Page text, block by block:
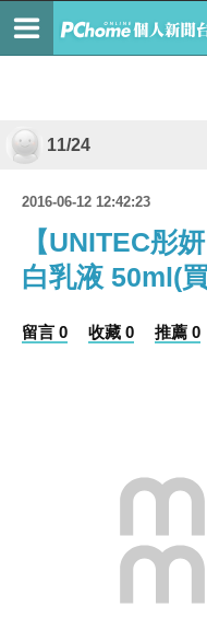
11/24
2016-06-12 12:42:23
【UNITEC彤
白乳液 50ml(
留言 0 收藏 0 推薦 0